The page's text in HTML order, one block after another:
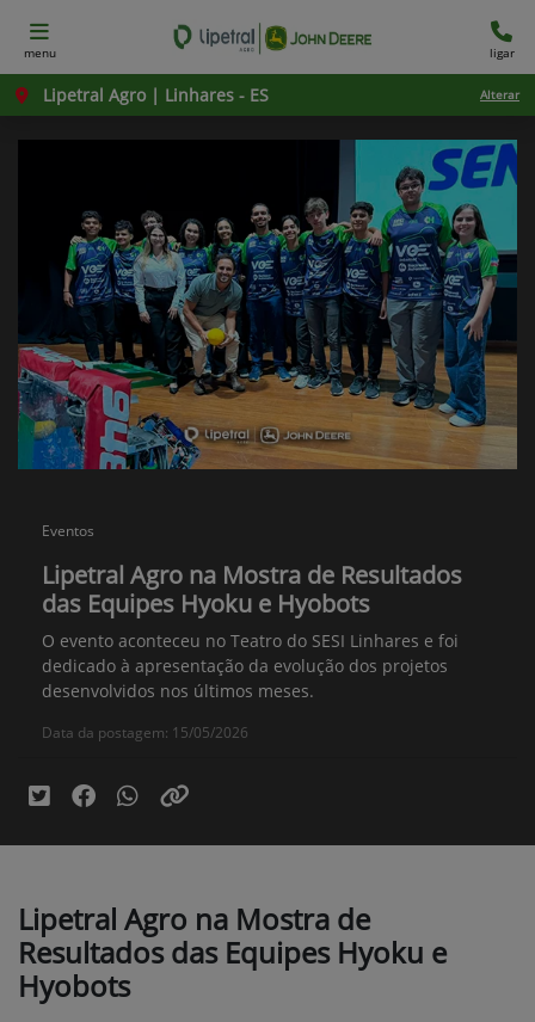
menu ligar
Lipetral Agro | Linhares - ES Alterar
Eventos
Lipetral Agro na Mostra de Resultados
das Equipes Hyoku e Hyobots
O evento aconteceu no Teatro do SESI Linhares e foi
dedicado à apresentação da evolução dos projetos
desenvolvidos nos últimos meses.
Data da postagem: 15/05/2026
Lipetral Agro na Mostra de
Resultados das Equipes Hyoku e
Hyobots